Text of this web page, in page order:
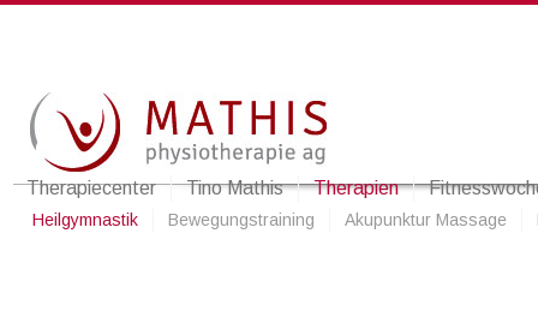
Therapiecenter Tino Mathis Therapien
Heilgymnastik Bewegungstraining Akupunktur Massage